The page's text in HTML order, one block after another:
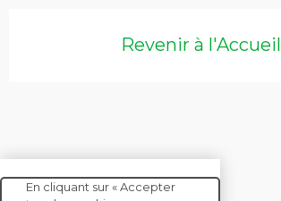
Revenir à l'Accueil
En cliquant sur « Accepter